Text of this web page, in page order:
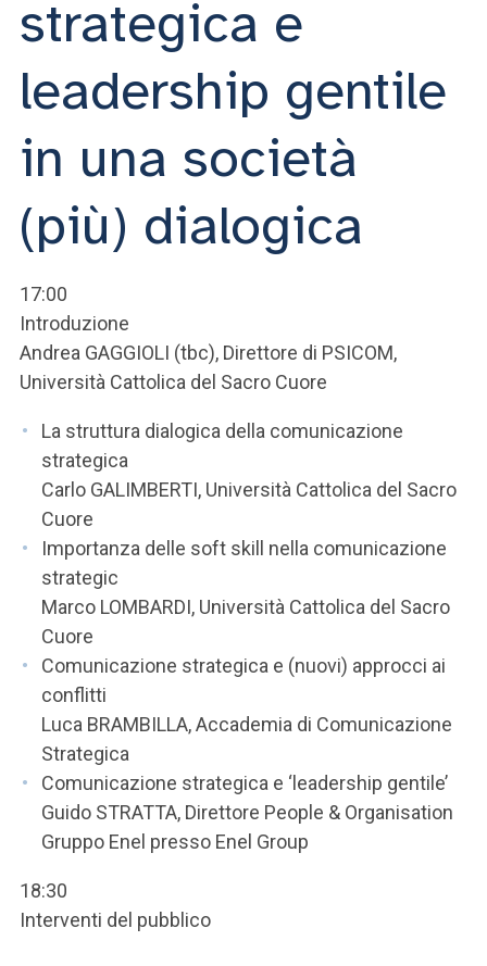
ACCEDI A CLOUDMAIL
strategica e
leadership gentile
in una società
(più) dialogica
17:00
Introduzione
Andrea GAGGIOLI (tbc), Direttore di PSICOM,
Università Cattolica del Sacro Cuore
La struttura dialogica della comunicazione
strategica
Carlo GALIMBERTI, Università Cattolica del Sacro
Cuore
Importanza delle soft skill nella comunicazione
strategic
Marco LOMBARDI, Università Cattolica del Sacro
Cuore
Comunicazione strategica e (nuovi) approcci ai
conflitti
Luca BRAMBILLA, Accademia di Comunicazione
Strategica
Comunicazione strategica e ‘leadership gentile’
Guido STRATTA, Direttore People & Organisation
Gruppo Enel presso Enel Group
18:30
Interventi del pubblico